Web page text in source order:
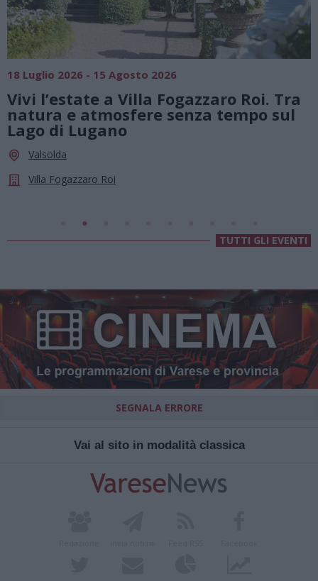
Summer Green Festival: fino al 23
agosto, musica e divertimento sotto
le stelle a Cassano Magnago
TUTTI GLI EVENTI
SEGNALA ERRORE
Vai al sito in modalità classica